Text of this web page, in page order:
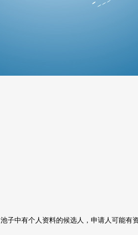
池子中有个人资料的候选人，申请人可能有